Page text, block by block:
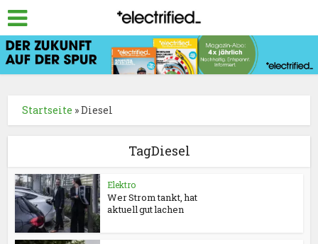
Startseite »Diesel
TagDiesel
Elektro
Wer Strom tankt, hat
aktuell gut lachen